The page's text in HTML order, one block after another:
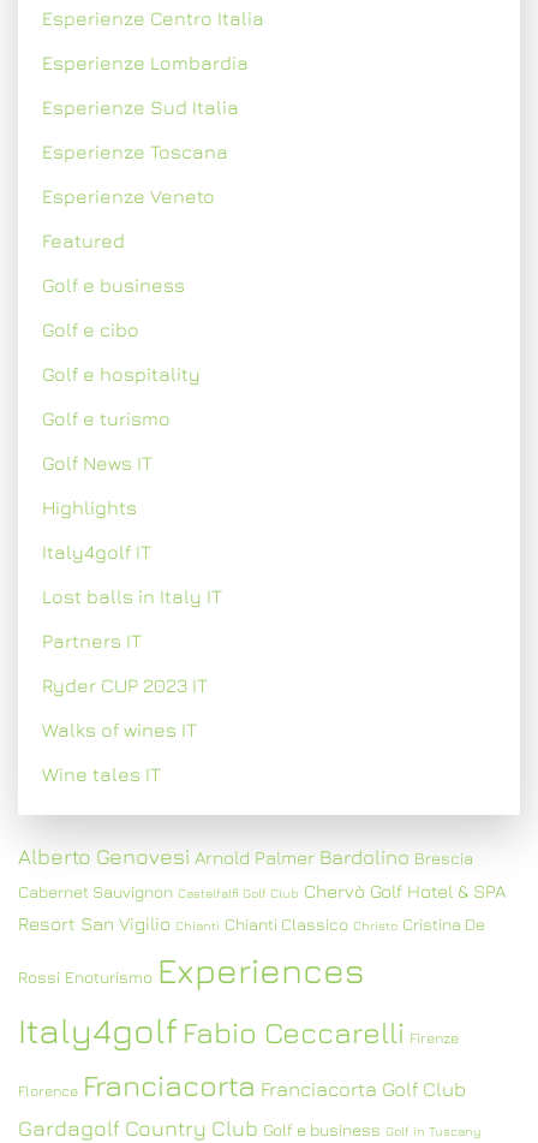
Esperienze Centro Italia
Esperienze Lombardia
Esperienze Sud Italia
Esperienze Toscana
Esperienze Veneto
Featured
Golf e business
Golf e cibo
Golf e hospitality
Golf e turismo
Golf News IT
Highlights
Italy4golf IT
Lost balls in Italy IT
Partners IT
Ryder CUP 2023 IT
Walks of wines IT
Wine tales IT
Alberto Genovesi Arnold Palmer Bardolino Brescia
Cabernet Sauvignon Castelfalfi Golf Club Chervò Golf Hotel & SPA
Resort San Vigilio Chianti Chianti Classico Christo Cristina De
Rossi Enoturismo Experiences
Italy4golf Fabio Ceccarelli Firenze
Florence Franciacorta Franciacorta Golf Club
Gardagolf Country Club Golf e business Golf in Tuscany